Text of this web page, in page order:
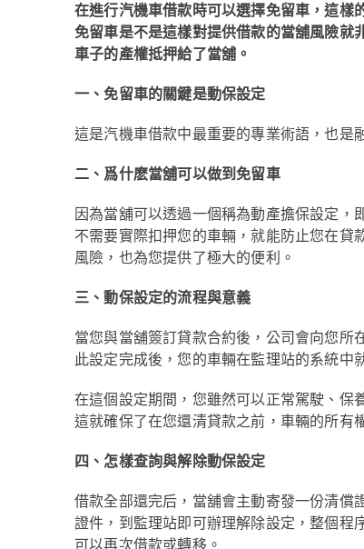
在進行汽機車借款時可以選擇免留車，這樣
免留車是不是這樣對提供借款的當舖風險就
車子的產權抵押給了當舖。
一、免留車的關鍵是動保設定
這是汽機車借款中最重要的專業術語，也是
二、爲什麽當舖可以做到免留車
因為當舖可以透過一個稱為動產擔保設定，
不需要實際扣押您的車輛，就能防止您在貸
風險，也為您提供了極大的便利。
三、動保設定的流程與意義
當您與當舖簽訂貸款合約後，公司會向您所
此設定完成後，您的車輛在監理站的系統中
在這個設定期間，您雖然可以正常駕駛、保
這就確保了在您還清貸款之前，車輛的所有
四、怎樣查詢與解除動保設定
借款全部還完后，當舖會主動寄發一份清償
證件，到監理站即可辦理解除設定，整個程
可以再次借款或轉移。